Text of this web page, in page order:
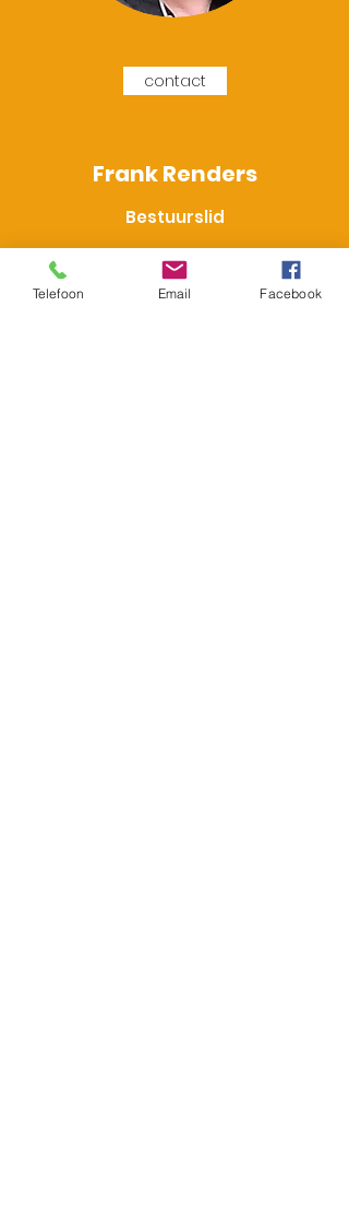
contact
Frank Renders
Bestuurslid
Telefoon Email Facebook